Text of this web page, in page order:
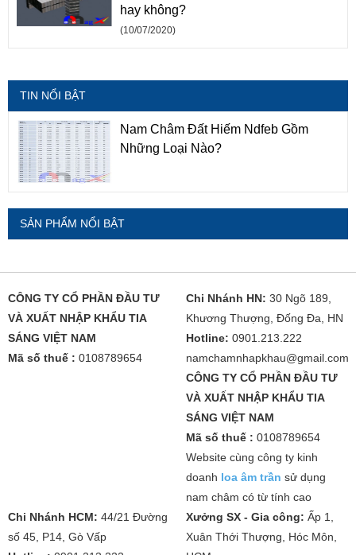
hay không?
(10/07/2020)
TIN NỔI BẬT
Nam Châm Đất Hiếm Ndfeb Gồm
Những Loại Nào?
SẢN PHẨM NỔI BẬT
CÔNG TY CỔ PHẦN ĐẦU TƯ
VÀ XUẤT NHẬP KHẨU TIA
SÁNG VIỆT NAM
Mã số thuế : 0108789654
Chi Nhánh HN: 30 Ngõ 189,
Khương Thượng, Đống Đa, HN
Hotline: 0901.213.222
namchamnhapkhau@gmail.com
CÔNG TY CỔ PHẦN ĐẦU TƯ
VÀ XUẤT NHẬP KHẨU TIA
SÁNG VIỆT NAM
Mã số thuế : 0108789654
Website cùng công ty kinh
doanh loa âm trần sử dụng
nam châm có từ tính cao
Chi Nhánh HCM: 44/21 Đường
số 45, P14, Gò Vấp
Xưởng SX - Gia công: Ấp 1,
Xuân Thới Thượng, Hóc Môn,